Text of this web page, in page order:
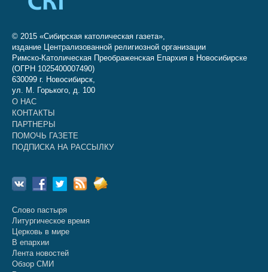
© 2015 «Сибирская католическая газета»,
издание Централизованной религиозной организации
Римско-Католическая Преображенская Епархия в Новосибирске
(ОГРН 1025400007490)
630099 г. Новосибирск,
ул. М. Горького, д. 100
О НАС
КОНТАКТЫ
ПАРТНЕРЫ
ПОМОЧЬ ГАЗЕТЕ
ПОДПИСКА НА РАССЫЛКУ
Слово пастыря
Литургическое время
Церковь в мире
В епархии
Лента новостей
Обзор СМИ